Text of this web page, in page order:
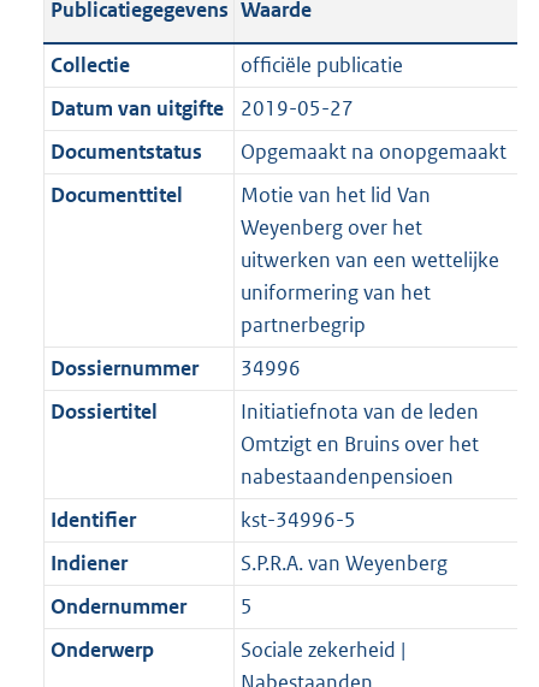
i
e
i
n
f
t
3
K
b
t
i
e
i
n
a
t
:
K
b
a
t
i
e
i
a
a
e
2
K
b
c
a
t
i
e
m
a
t
:
2
K
a
n
d
s
g
r
o
o
t
t
e
2
K
b
a
n
d
s
g
r
o
o
t
t
:
2
K
b
Publicatiegegevens Waarde
Collectie
officiële publicatie
Datum van uitgifte
2019-05-27
Documentstatus
Opgemaakt na onopgemaakt
Documenttitel
Motie van het lid Van
Weyenberg over het
uitwerken van een wettelijke
uniformering van het
partnerbegrip
Dossiernummer
34996
Dossiertitel
Initiatiefnota van de leden
Omtzigt en Bruins over het
nabestaandenpensioen
Identifier
kst-34996-5
Indiener
S.P.R.A. van Weyenberg
Ondernummer
5
Onderwerp
Sociale zekerheid |